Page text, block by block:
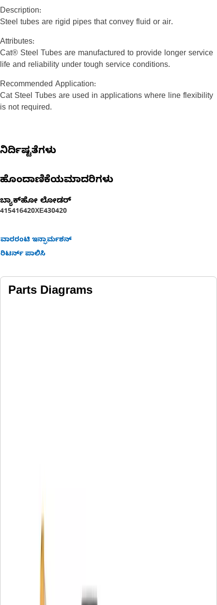
Description:
Steel tubes are rigid pipes that convey fluid or air.
Attributes:
Cat® Steel Tubes are manufactured to provide longer service
life and reliability under tough service conditions.
Recommended Application:
Cat Steel Tubes are used in applications where line flexibility
is not required.
ನಿರ್ದಿಷ್ಟತೆಗಳು
ಹೊಂದಾಣಿಕೆಯಮಾದರಿಗಳು
ಬ್ಯಾಕ್‌ಹೋ ಲೋಡರ್
415416420XE430420
ವಾರರಂಟಿ ಇನ್ಫಾರ್ಮಶನ್
ರಿಟರ್ನ್ ಪಾಲಿಸಿ
Parts Diagrams